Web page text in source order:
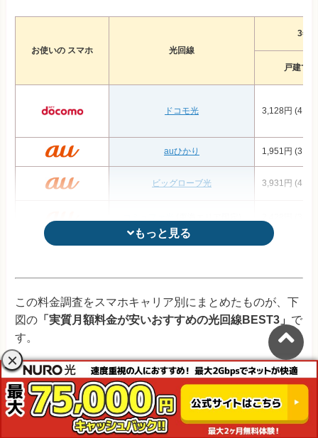
お使いの スマホ 光回線
3年
戸建て
ドコモ光 3,128円
auひかり 1,951円
ビッグローブ光 3,931円
@TCOMヒカリ 4,041円
3,784円
ピカラ光 (四国エリア限定) 3,530円
eo光 (関西エリア限定) 3,695円
もっと見る
もっと見る
この料金調査をスマホキャリア別にまとめたものが、下
図の 「実質月額料金が安いおすすめの光回線BEST3」 で
す。
あなたにとって最も安く利用できる光回線がわかります
ので、ぜひ確認してみてください。